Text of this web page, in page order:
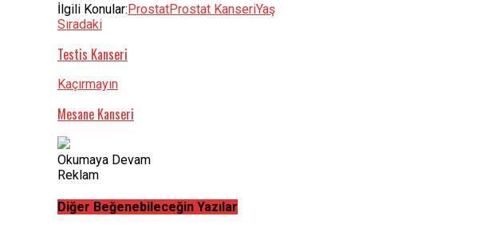
İlgili Konular:ProstatProstat KanseriYaş
Sıradaki
Testis Kanseri
Kaçırmayın
Mesane Kanseri
Okumaya Devam
Reklam
Diğer Beğenebileceğin Yazılar